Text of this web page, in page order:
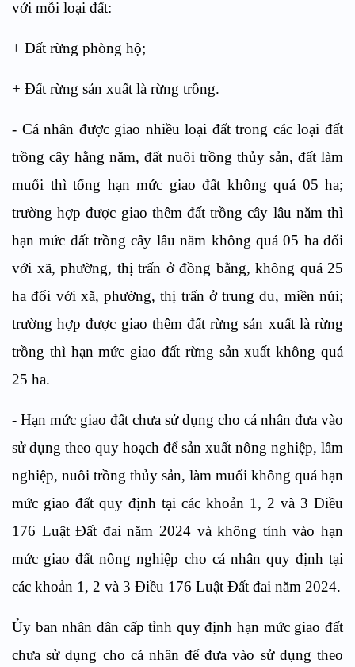
với mỗi loại đất:
+ Đất rừng phòng hộ;
+ Đất rừng sản xuất là rừng trồng.
- Cá nhân được giao nhiều loại đất trong các loại đất
trồng cây hằng năm, đất nuôi trồng thủy sản, đất làm
muối thì tổng hạn mức giao đất không quá 05 ha;
trường hợp được giao thêm đất trồng cây lâu năm thì
hạn mức đất trồng cây lâu năm không quá 05 ha đối
với xã, phường, thị trấn ở đồng bằng, không quá 25
ha đối với xã, phường, thị trấn ở trung du, miền núi;
trường hợp được giao thêm đất rừng sản xuất là rừng
trồng thì hạn mức giao đất rừng sản xuất không quá
25 ha.
- Hạn mức giao đất chưa sử dụng cho cá nhân đưa vào
sử dụng theo quy hoạch để sản xuất nông nghiệp, lâm
nghiệp, nuôi trồng thủy sản, làm muối không quá hạn
mức giao đất quy định tại các khoản 1, 2 và 3 Điều
176 Luật Đất đai năm 2024 và không tính vào hạn
mức giao đất nông nghiệp cho cá nhân quy định tại
các khoản 1, 2 và 3 Điều 176 Luật Đất đai năm 2024.
Ủy ban nhân dân cấp tỉnh quy định hạn mức giao đất
chưa sử dụng cho cá nhân để đưa vào sử dụng theo